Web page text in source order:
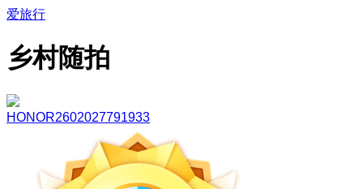
爱旅行
乡村随拍
HONOR2602027791933